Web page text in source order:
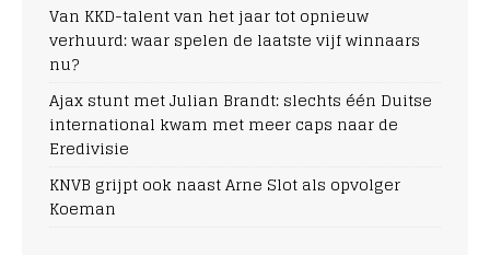
Van KKD-talent van het jaar tot opnieuw
verhuurd: waar spelen de laatste vijf winnaars
nu?
Ajax stunt met Julian Brandt: slechts één Duitse
international kwam met meer caps naar de
Eredivisie
KNVB grijpt ook naast Arne Slot als opvolger
Koeman